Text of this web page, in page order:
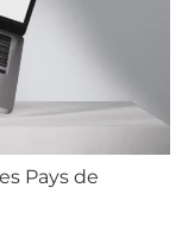
Pays de